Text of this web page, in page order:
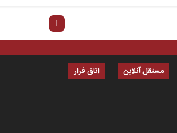
1
مستقل آنلاین اتاق فرار